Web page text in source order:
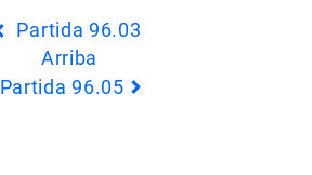
Partida 96.03
Arriba
Partida 96.05